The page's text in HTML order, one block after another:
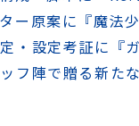
ー原案に『魔法
・設定考証に『
フ陣で贈る新た